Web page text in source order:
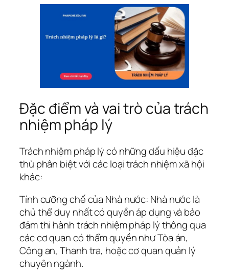
Đặc điểm và vai trò của trách
nhiệm pháp lý
Trách nhiệm pháp lý có những dấu hiệu đặc
thù phân biệt với các loại trách nhiệm xã hội
khác:
Tính cưỡng chế của Nhà nước: Nhà nước là
chủ thể duy nhất có quyền áp dụng và bảo
đảm thi hành trách nhiệm pháp lý thông qua
các cơ quan có thẩm quyền như Tòa án,
Công an, Thanh tra, hoặc cơ quan quản lý
chuyên ngành.